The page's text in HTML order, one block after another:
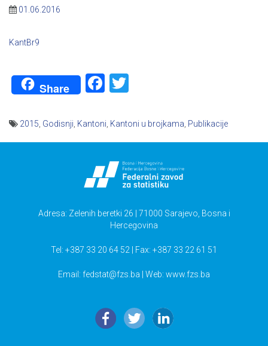
01.06.2016
KantBr9
Share Facebook
2015 Godisnji Kantoni Kantoni u brojkama Publikacije
Adresa: Zelenih beretki 26 | 71000 Sarajevo, Bosna i
Hercegovina
Tel: +387 33 20 64 52 | Fax: +387 33 22 61 51
Email: fedstat@fzs.ba | Web: www.fzs.ba